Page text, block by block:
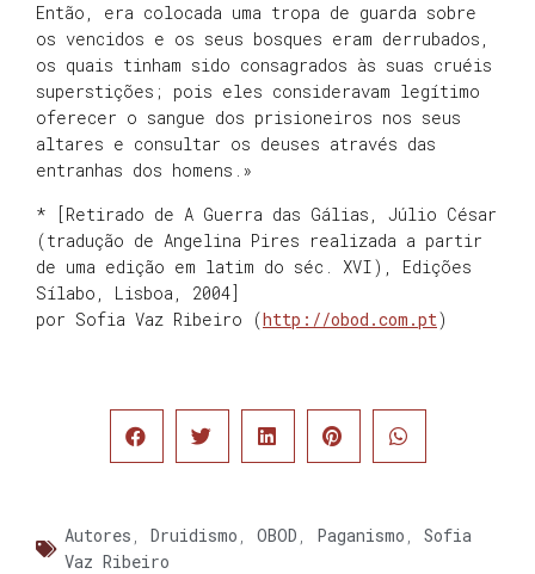
Então, era colocada uma tropa de guarda sobre
os vencidos e os seus bosques eram derrubados,
os quais tinham sido consagrados às suas cruéis
superstições; pois eles consideravam legítimo
oferecer o sangue dos prisioneiros nos seus
altares e consultar os deuses através das
entranhas dos homens.»
* [Retirado de A Guerra das Gálias, Júlio César
(tradução de Angelina Pires realizada a partir
de uma edição em latim do séc. XVI), Edições
Sílabo, Lisboa, 2004]
por Sofia Vaz Ribeiro (http://obod.com.pt)
Autores , Druidismo , OBOD , Paganismo , Sofia
Vaz Ribeiro